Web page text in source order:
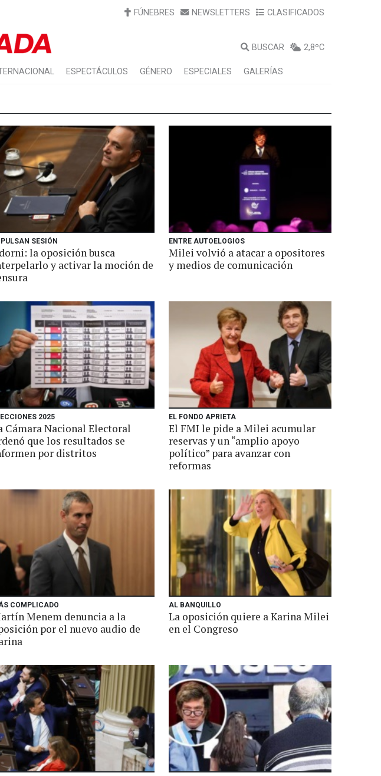
FÚNEBRES NEWSLETTERS CLASIFICADOS
BUSCAR 2,8ºC
ESPECTÁCULOS GÉNERO ESPECIALES GALERÍAS
SESIÓN
la oposición busca
y activar la moción de
ENTRE AUTOELOGIOS
Milei volvió a atacar a opositores
y medios de comunicación
2025
Cámara Nacional Electoral
que los resultados se
por distritos
EL FONDO APRIETA
El FMI le pide a Milei acumular
reservas y un “amplio apoyo
político” para avanzar con
reformas
COMPLICADO
Menem denuncia a la
por el nuevo audio de
AL BANQUILLO
La oposición quiere a Karina Milei
en el Congreso